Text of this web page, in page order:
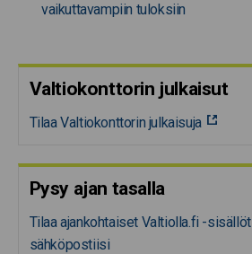
vaikuttavampiin tuloksiin
Valtiokonttorin julkaisut
Tilaa Valtiokonttorin julkaisuja
Pysy ajan tasalla
Tilaa ajankohtaiset Valtiolla.fi -sisällöt
sähköpostiisi